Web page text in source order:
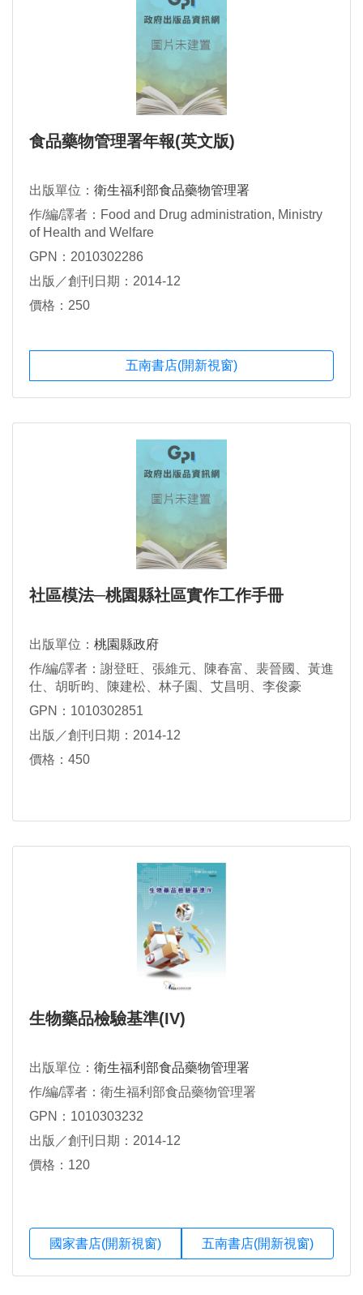
食品藥物管理署年報(英文版)
出版單位： 衛生福利部食品藥物管理署
作/編/譯者：Food and Drug administration, Ministry
of Health and Welfare
GPN：2010302286
出版／創刊日期：2014-12
價格：250
五南書店(開新視窗)
社區模法─桃園縣社區實作工作手冊
出版單位： 桃園縣政府
作/編/譯者：謝登旺、張維元、陳春富、裴晉國、黃進
仕、胡昕昀、陳建松、林子園、艾昌明、李俊豪
GPN：1010302851
出版／創刊日期：2014-12
價格：450
生物藥品檢驗基準(IV)
出版單位： 衛生福利部食品藥物管理署
作/編/譯者：衛生福利部食品藥物管理署
GPN：1010303232
出版／創刊日期：2014-12
價格：120
國家書店(開新視窗) 五南書店(開新視窗)